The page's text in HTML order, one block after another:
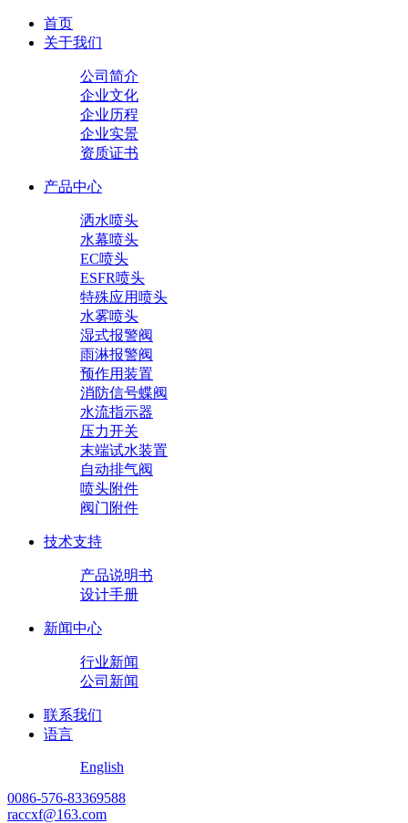
首页
关于我们
公司简介
企业文化
企业历程
企业实景
资质证书
产品中心
洒水喷头
水幕喷头
EC喷头
ESFR喷头
特殊应用喷头
水雾喷头
湿式报警阀
雨淋报警阀
预作用装置
消防信号蝶阀
水流指示器
压力开关
末端试水装置
自动排气阀
喷头附件
阀门附件
技术支持
产品说明书
设计手册
新闻中心
行业新闻
公司新闻
联系我们
语言
English
0086-576-83369588
raccxf@163.com